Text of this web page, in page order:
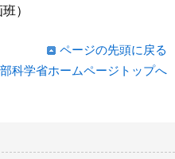
）
ページの先頭に戻る
科学省ホームページトップへ